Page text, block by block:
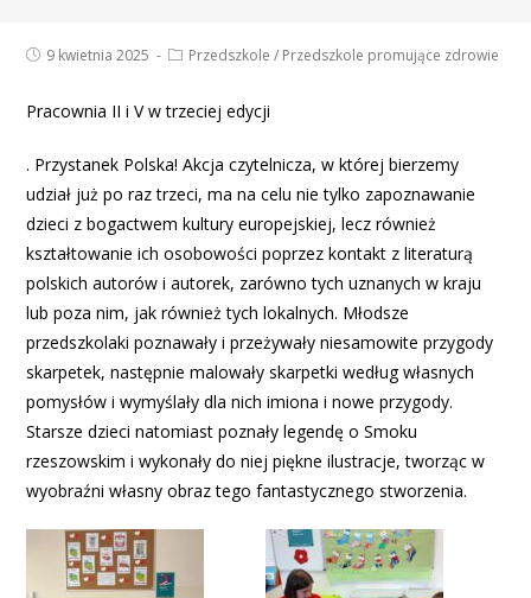
9 kwietnia 2025 Przedszkole / Przedszkole promujące zdrowie
Pracownia II i V w trzeciej edycji
. Przystanek Polska! Akcja czytelnicza, w której bierzemy
udział już po raz trzeci, ma na celu nie tylko zapoznawanie
dzieci z bogactwem kultury europejskiej, lecz również
kształtowanie ich osobowości poprzez kontakt z literaturą
polskich autorów i autorek, zarówno tych uznanych w kraju
lub poza nim, jak również tych lokalnych. Młodsze
przedszkolaki poznawały i przeżywały niesamowite przygody
skarpetek, następnie malowały skarpetki według własnych
pomysłów i wymyślały dla nich imiona i nowe przygody.
Starsze dzieci natomiast poznały legendę o Smoku
rzeszowskim i wykonały do niej piękne ilustracje, tworząc w
wyobraźni własny obraz tego fantastycznego stworzenia.